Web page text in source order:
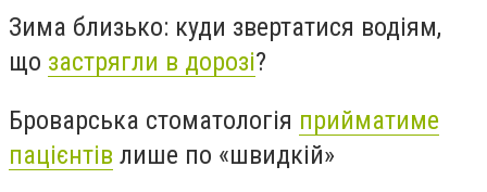
Зима близько: куди звертатися водіям,
що застрягли в дорозі?
Броварська стоматологія прийматиме
пацієнтів лише по «швидкій»